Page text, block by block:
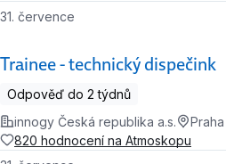
Trainee - technický dispečink
31. července
Odpověď do 2 týdnů
innogy Česká republika a.s.
820 hodnocení na Atmoskopu